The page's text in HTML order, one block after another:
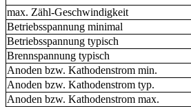
max. Zähl-Geschwindigkeit
Betriebsspannung minimal
Betriebsspannung typisch
Brennspannung typisch
Anoden bzw. Kathodenstrom min.
Anoden bzw. Kathodenstrom typ.
Anoden bzw. Kathodenstrom max.